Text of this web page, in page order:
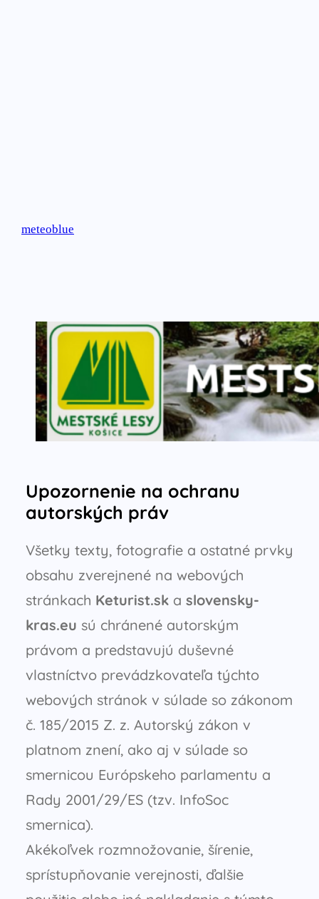
meteoblue
Upozornenie na ochranu
autorských práv
Všetky texty, fotografie a ostatné prvky
obsahu zverejnené na webových
stránkach Keturist.sk a slovensky-
kras.eu sú chránené autorským
právom a predstavujú duševné
vlastníctvo prevádzkovateľa týchto
webových stránok v súlade so zákonom
č. 185/2015 Z. z. Autorský zákon v
platnom znení, ako aj v súlade so
smernicou Európskeho parlamentu a
Rady 2001/29/ES (tzv. InfoSoc
smernica).
Akékoľvek rozmnožovanie, šírenie,
sprístupňovanie verejnosti, ďalšie